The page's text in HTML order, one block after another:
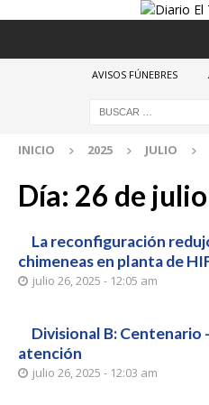
AVISOS FÚNEBRES
INICIO 2025 JULIO
Día: 26 de
La reconfiguración
chimeneas en planta de
julio 26, 2025 - 12:05 am
Divisional B: Centenario
atención
julio 26, 2025 - 12:03 am